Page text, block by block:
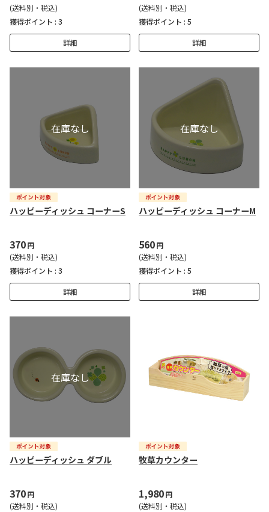
(送料別・税込)
獲得ポイント : 3
詳細
(送料別・税込)
獲得ポイント : 5
詳細
ハッピーディッシュ コーナーS
370円
(送料別・税込)
獲得ポイント : 3
詳細
ハッピーディッシュ コーナーM
560円
(送料別・税込)
獲得ポイント : 5
詳細
ハッピーディッシュ ダブル
370円
(送料別・税込)
牧草カウンター
1,980円
(送料別・税込)